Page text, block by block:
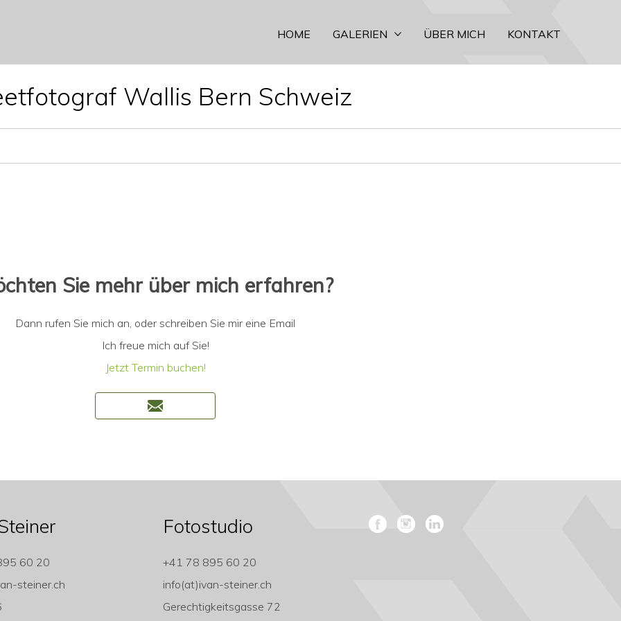
HOME GALERIEN ÜBER MICH KONTAKT
Wallis Bern Schweiz
Sie mehr über mich erfahren?
Dann rufen Sie mich an, oder schreiben Sie mir eine Email
Ich freue mich auf Sie!
Jetzt Termin buchen!
60 20
steiner.ch
Fotostudio
+41 78 895 60 20
info(at)ivan-steiner.ch
Gerechtigkeitsgasse 72